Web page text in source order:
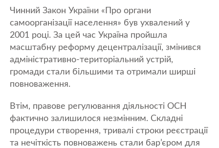
Чинний Закон України «Про органи
самоорганізації населення» був ухвалений у
2001 році. За цей час Україна пройшла
масштабну реформу децентралізації, змінився
адміністративно-територіальний устрій,
громади стали більшими та отримали ширші
повноваження.
Втім, правове регулювання діяльності ОСН
фактично залишилося незмінним. Складні
процедури створення, тривалі строки реєстрації
та нечіткість повноважень стали бар’єром для